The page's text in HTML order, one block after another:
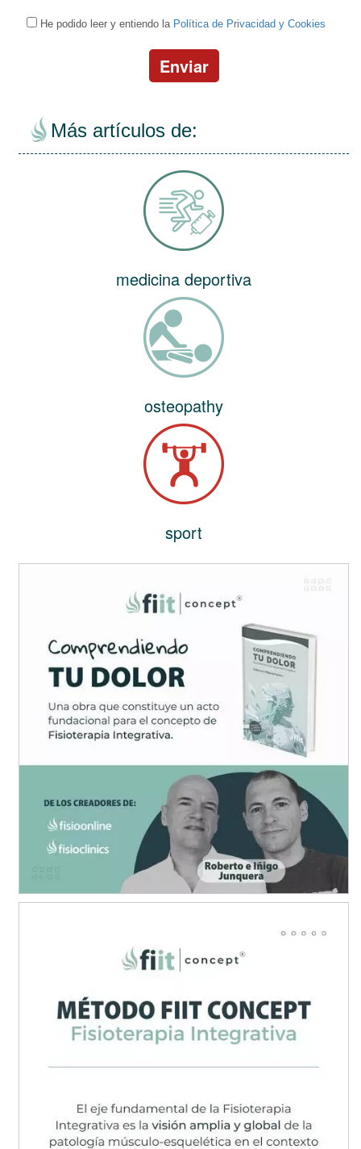
He podido leer y entiendo la Política de Privacidad y Cookies
Enviar
Más artículos de:
medicina deportiva
osteopathy
sport